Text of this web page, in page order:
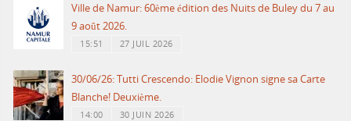
Ville de Namur: 60ème édition des Nuits de Buley du 7 au
9 août 2026.
15:51 27 JUIL 2026
30/06/26: Tutti Crescendo: Elodie Vignon signe sa Carte
Blanche! Deuxième.
14:00 30 JUIN 2026